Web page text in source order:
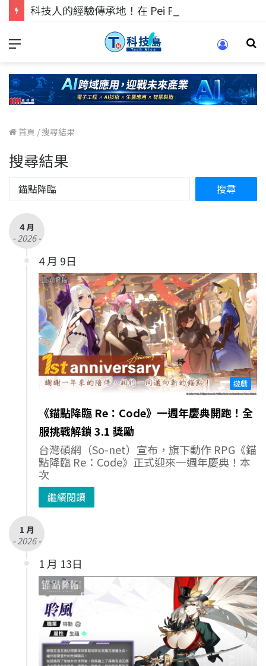
首頁 /搜尋結果
搜尋結果
4 月
- 2026 -
4 月 9日
遊戲
《錨點降臨 Re：Code》一週年慶典開跑！全
服挑戰解鎖 3.1 獎勵
台灣碩網（So-net）宣布，旗下動作 RPG《錨
點降臨 Re：Code》正式迎來一週年慶典！本
次
繼續閱讀
1 月
- 2026 -
1 月 13日